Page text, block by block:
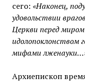
сего: «Наконец,
удовольствии
Церкви перед
идолопоклонством
мифами
Архиепископ